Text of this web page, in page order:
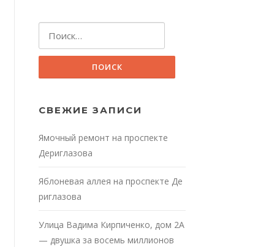
СВЕЖИЕ ЗАПИСИ
Ямочный ремонт на проспекте
Дериглазова
Яблоневая аллея на проспекте Де
риглазова
Улица Вадима Кирпиченко, дом 2А
— двушка за восемь миллионов